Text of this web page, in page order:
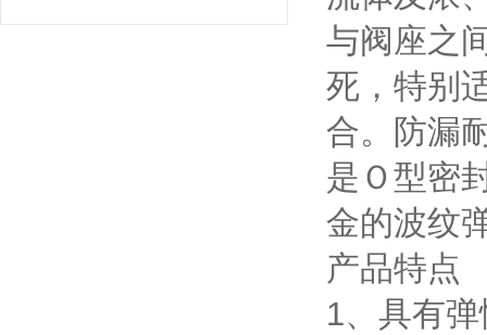
与阀座之
死，特别
合。防漏
是Ｏ型密
金的波纹
产品特点
1、具有